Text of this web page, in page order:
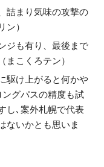
詰まり気味の攻撃の
）
ジも有り、最後まで
こくろテン）
駆け上がると何かや
グパスの精度も試
し､案外札幌で代表
ないかとも思いま